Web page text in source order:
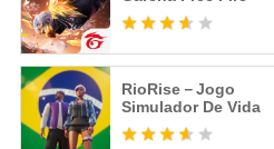
RioRise－Jogo
Simulador De Vida